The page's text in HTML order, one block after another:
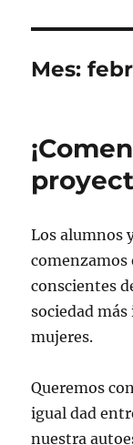
Mes:
Los alumnos
conscientes
sociedad
mujeres.
Queremos
igual dad
nuestra